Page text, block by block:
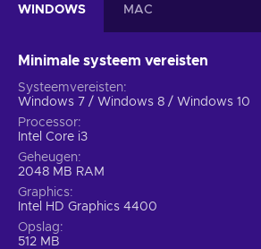
WINDOWS MAC
Minimale systeem vereisten
Systeemvereisten
Windows 7 / Windows 8 / Windows 10
Processor
Intel Core i3
Geheugen
2048 MB RAM
Graphics
Intel HD Graphics 4400
Opslag
512 MB